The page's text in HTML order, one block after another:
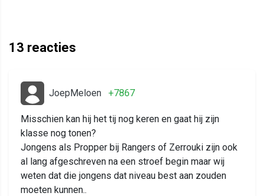
13 reacties
JoepMeloen +7867
Misschien kan hij het tij nog keren en gaat hij zijn
klasse nog tonen?
Jongens als Propper bij Rangers of Zerrouki zijn ook
al lang afgeschreven na een stroef begin maar wij
weten dat die jongens dat niveau best aan zouden
moeten kunnen..